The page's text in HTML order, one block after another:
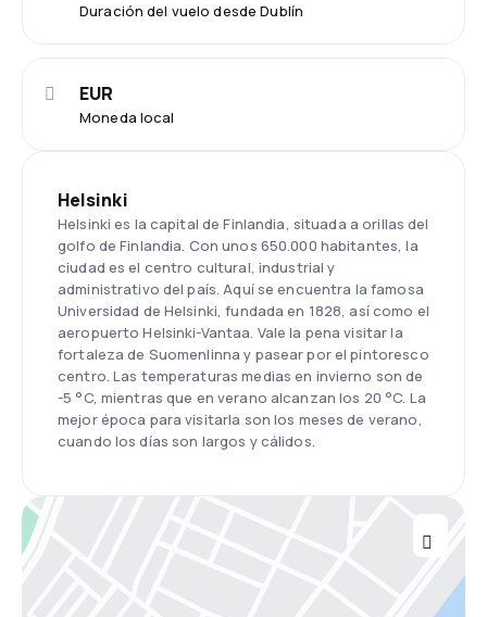
Duración del vuelo desde Dublín
Moneda local
EUR
Helsinki
Helsinki es la capital de Finlandia, situada a orillas del
golfo de Finlandia. Con unos 650.000 habitantes, la
ciudad es el centro cultural, industrial y
administrativo del país. Aquí se encuentra la famosa
Universidad de Helsinki, fundada en 1828, así como el
aeropuerto Helsinki-Vantaa. Vale la pena visitar la
fortaleza de Suomenlinna y pasear por el pintoresco
centro. Las temperaturas medias en invierno son de
-5 °C, mientras que en verano alcanzan los 20 °C. La
mejor época para visitarla son los meses de verano,
cuando los días son largos y cálidos.